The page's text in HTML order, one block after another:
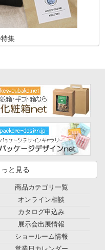
集
と見る
商品カテゴリ一覧
オンライン相談
カタログ申込み
展示会出展情報
ショールーム情報